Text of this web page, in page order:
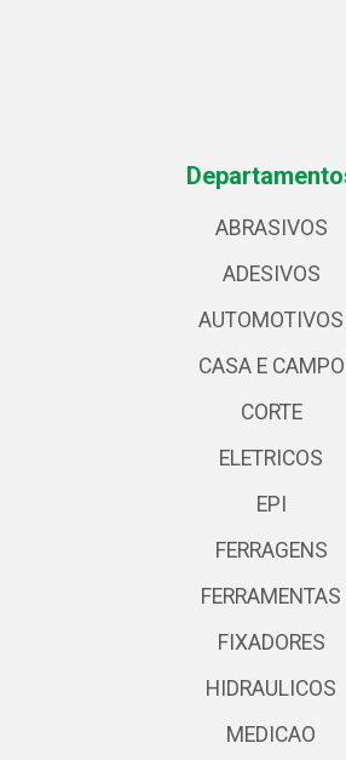
ABRASIVOS
ADESIVOS
AUTOMOTIVOS
CASA E CAMPO
CORTE
ELETRICOS
EPI
FERRAGENS
FERRAMENTAS
FIXADORES
HIDRAULICOS
MEDICAO